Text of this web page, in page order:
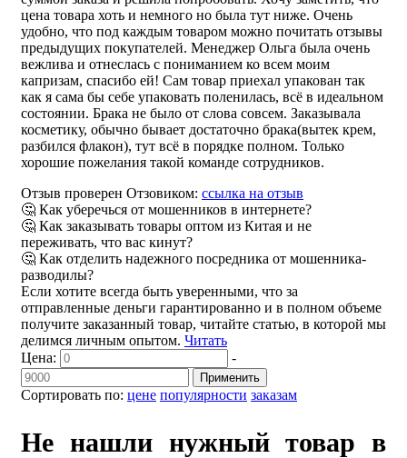
цена товара хоть и немного но была тут ниже. Очень
удобно, что под каждым товаром можно почитать отзывы
предыдущих покупателей. Менеджер Ольга была очень
вежлива и отнеслась с пониманием ко всем моим
капризам, спасибо ей! Сам товар приехал упакован так
как я сама бы себе упаковать поленилась, всё в идеальном
состоянии. Брака не было от слова совсем. Заказывала
косметику, обычно бывает достаточно брака(вытек крем,
разбился флакон), тут всё в порядке полном. Только
хорошие пожелания такой команде сотрудников.
Отзыв проверен Отзовиком: ссылка на отзыв
🤔 Как уберечься от мошенников в интернете?
🤔 Как заказывать товары оптом из Китая и не
переживать, что вас кинут?
🤔 Как отделить надежного посредника от мошенника-
разводилы?
Если хотите всегда быть уверенными, что за
отправленные деньги гарантированно и в полном объеме
получите заказанный товар, читайте статью, в которой мы
делимся личным опытом. Читать
Сортировать по: цене популярности заказам
Цена: -
Применить
Не нашли нужный товар в